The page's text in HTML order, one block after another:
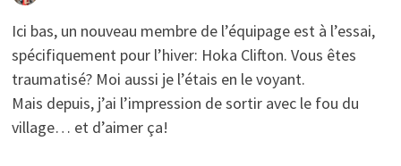
Ici bas, un nouveau membre de l’équipage est à l’essai,
spécifiquement pour l’hiver: Hoka Clifton. Vous êtes
traumatisé? Moi aussi je l’étais en le voyant.
Mais depuis, j’ai l’impression de sortir avec le fou du
village… et d’aimer ça!